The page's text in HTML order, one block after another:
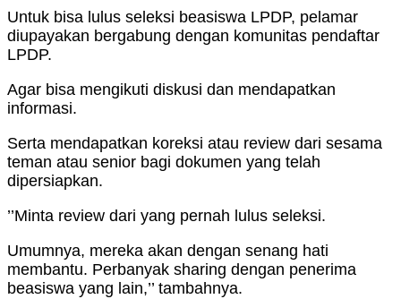
Untuk bisa lulus seleksi beasiswa LPDP, pelamar
diupayakan bergabung dengan komunitas pendaftar
LPDP.
Agar bisa mengikuti diskusi dan mendapatkan
informasi.
Serta mendapatkan koreksi atau review dari sesama
teman atau senior bagi dokumen yang telah
dipersiapkan.
’’Minta review dari yang pernah lulus seleksi.
Umumnya, mereka akan dengan senang hati
membantu. Perbanyak sharing dengan penerima
beasiswa yang lain,’’ tambahnya.